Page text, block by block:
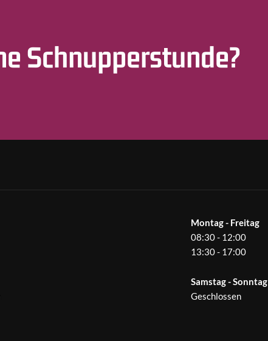
Schnupperstunde?
Montag - Freitag
08:30 - 12:00
13:30 - 17:00
Samstag - Sonntag
Geschlossen